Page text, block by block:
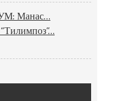
Манас…